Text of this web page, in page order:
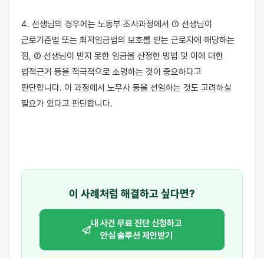
4. 선생님의 경우에는 노동부 조사과정에서 ① 선생님이
근로기준법 또는 최저임금법의 보호를 받는 근로자에 해당하는
점, ② 선생님이 받지 못한 임금을 산정한 방법 및 이에 대한
법적근거 등을 적극적으로 소명하는 것이 중요하다고
판단합니다. 이 과정에서 노무사 등을 선임하는 것도 고려하실
필요가 있다고 판단합니다.
이 사례처럼 해결하고 싶다면?
내 사건 무료 진단 신청하고
안심 솔루션 제안받기